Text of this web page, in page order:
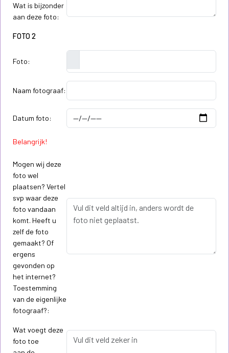
Wat is bijzonder
aan deze foto:
FOTO 2
Foto:
Naam fotograaf:
Datum foto:
Belangrijk!
Mogen wij deze
foto wel
plaatsen? Vertel
svp waar deze
foto vandaan
komt. Heeft u
zelf de foto
gemaakt? Of
ergens
gevonden op
het internet?
Toestemming
van de eigenlijke
fotograaf?:
Wat voegt deze
foto toe